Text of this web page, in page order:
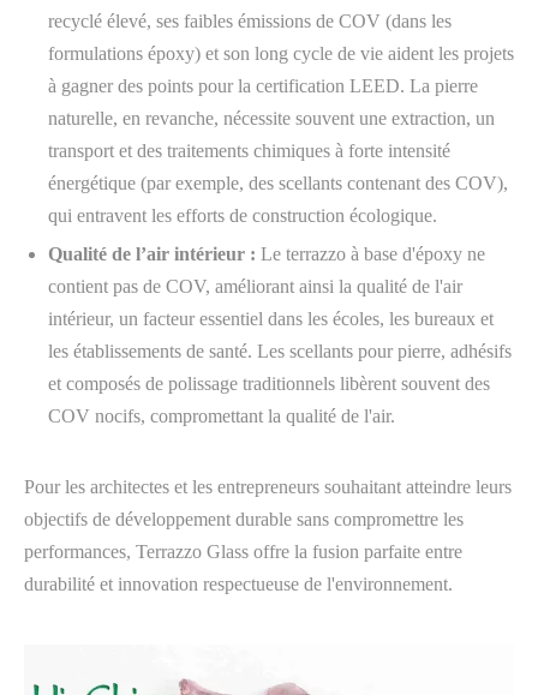
recyclé élevé, ses faibles émissions de COV (dans les
formulations époxy) et son long cycle de vie aident les projets
à gagner des points pour la certification LEED. La pierre
naturelle, en revanche, nécessite souvent une extraction, un
transport et des traitements chimiques à forte intensité
énergétique (par exemple, des scellants contenant des COV),
qui entravent les efforts de construction écologique.
Qualité de l’air intérieur : Le terrazzo à base d'époxy ne
contient pas de COV, améliorant ainsi la qualité de l'air
intérieur, un facteur essentiel dans les écoles, les bureaux et
les établissements de santé. Les scellants pour pierre, adhésifs
et composés de polissage traditionnels libèrent souvent des
COV nocifs, compromettant la qualité de l'air.
Pour les architectes et les entrepreneurs souhaitant atteindre leurs
objectifs de développement durable sans compromettre les
performances, Terrazzo Glass offre la fusion parfaite entre
durabilité et innovation respectueuse de l'environnement.